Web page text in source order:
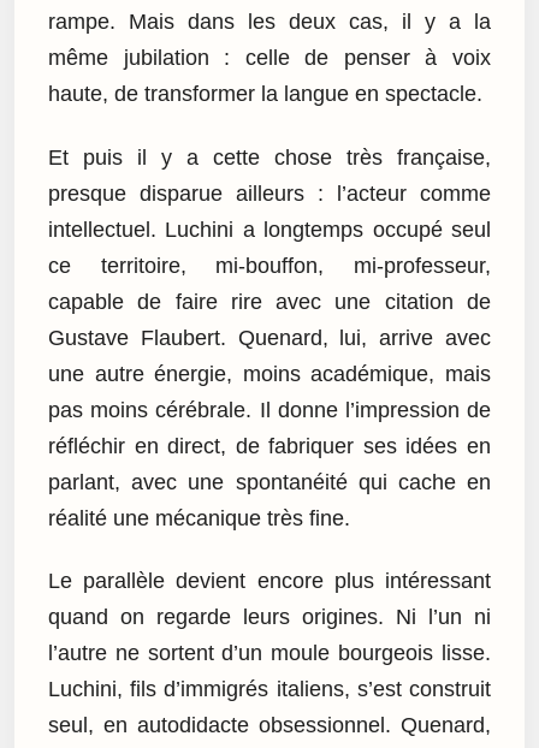
rampe. Mais dans les deux cas, il y a la
même jubilation : celle de penser à voix
haute, de transformer la langue en spectacle.
Et puis il y a cette chose très française,
presque disparue ailleurs : l’acteur comme
intellectuel. Luchini a longtemps occupé seul
ce territoire, mi-bouffon, mi-professeur,
capable de faire rire avec une citation de
Gustave Flaubert. Quenard, lui, arrive avec
une autre énergie, moins académique, mais
pas moins cérébrale. Il donne l’impression de
réfléchir en direct, de fabriquer ses idées en
parlant, avec une spontanéité qui cache en
réalité une mécanique très fine.
Le parallèle devient encore plus intéressant
quand on regarde leurs origines. Ni l’un ni
l’autre ne sortent d’un moule bourgeois lisse.
Luchini, fils d’immigrés italiens, s’est construit
seul, en autodidacte obsessionnel. Quenard,